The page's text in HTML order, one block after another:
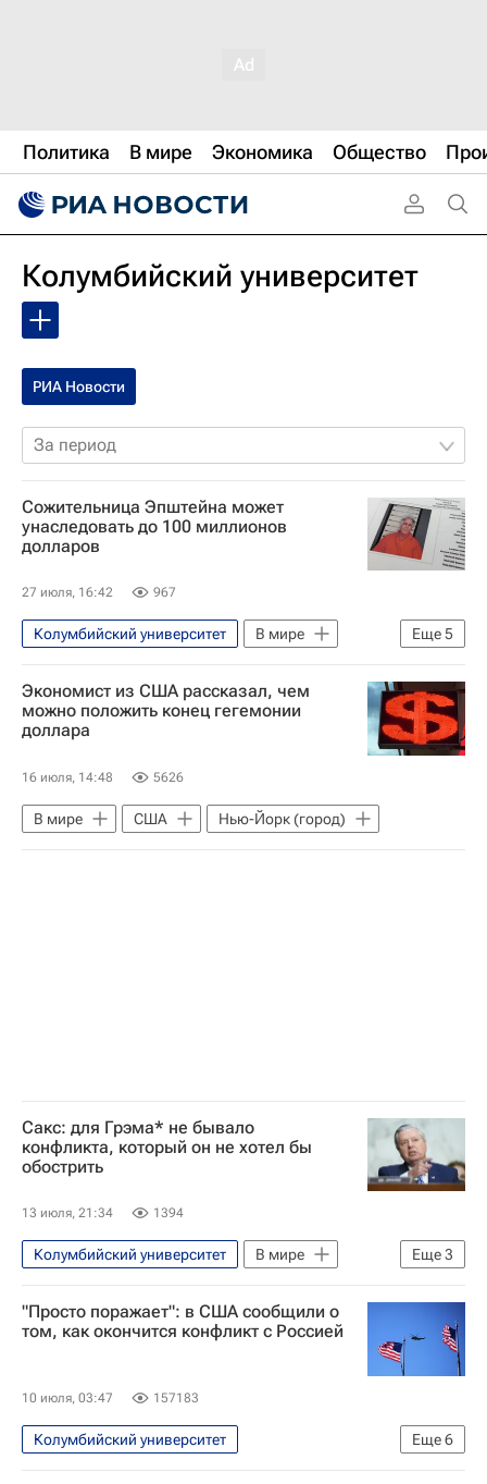
Политика В мире Экономика Общество
Колумбийский университет
РИА Новости
За период
Сожительница Эпштейна может
унаследовать до 100 миллионов
долларов
27 июля, 16:42 967
Еще5
Колумбийский университет
В мире
Белоруссия
США
Россия
Джеффри Эпштейн
ФБР
Экономист из США рассказал, чем
можно положить конец гегемонии
доллара
16 июля, 14:48 5626
В мире США Нью-Йорк (город)
Сакс: для Грэма* не бывало
конфликта, который он не хотел бы
обострить
13 июля, 21:34 1394
Еще3
Колумбийский университет
В мире
США
Россия Вашингтон (штат)
"Просто поражает": в США сообщили о
том, как окончится конфликт с Россией
10 июля, 03:47 157183
Еще6
Колумбийский университет
Специальная военная операция на Украине